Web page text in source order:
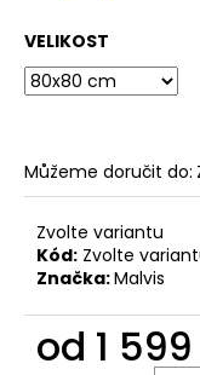
VELIKOST
Můžeme doručit do:
Zvolte variantu
Kód: Zvolte
Značka:Malvis
od 1
D
o
p
u
č
u
e
m
e